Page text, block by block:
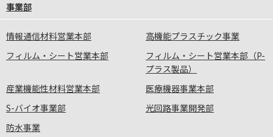
事業部
情報通信材料営業本部
高機能プラスチック事業
フィルム・シート営業本部
フィルム・シート営業本部（P-
プラス製品）
産業機能性材料営業本部
医療機器事業本部
S-バイオ事業部
光回路事業開発部
防水事業
サイトポリシー
よくあるご質問 お問い合わせ・資料請求